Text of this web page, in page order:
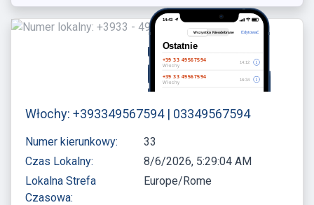
Włochy: +393349567594 | 03349567594
Numer kierunkowy:
33
Czas Lokalny:
8/6/2026, 5:29:04 AM
Lokalna Strefa
Czasowa:
Europe/Rome